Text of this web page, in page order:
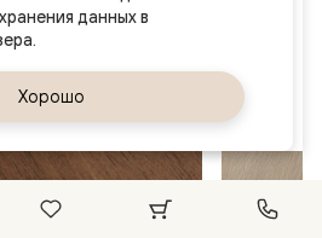
Ваш город
Краснодар
данных в
Хорошо